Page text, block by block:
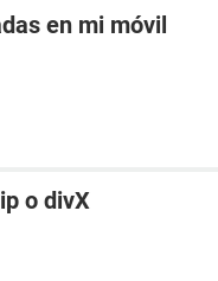
en mi móvil
o divX